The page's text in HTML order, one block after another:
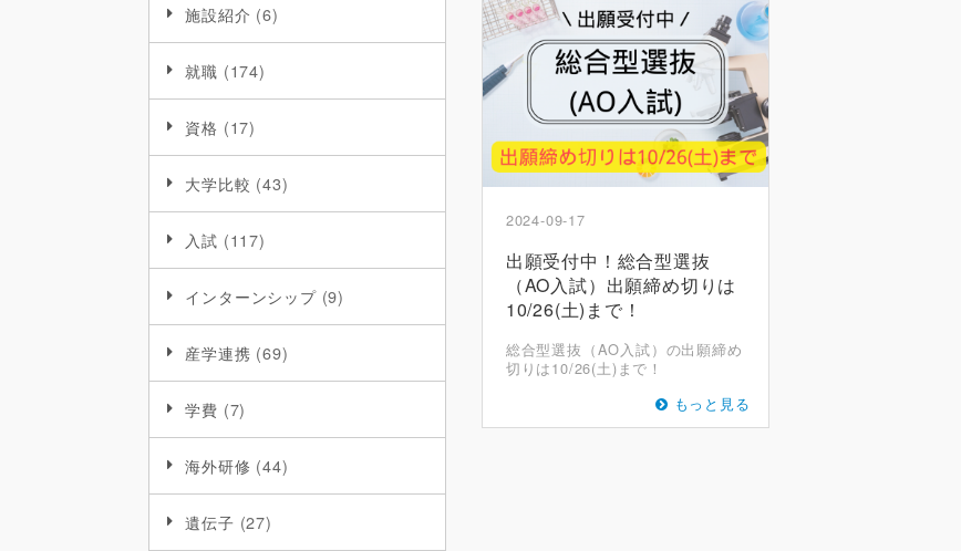
施設紹介 (6)
就職 (174)
資格 (17)
大学比較 (43)
入試 (117)
インターンシップ(9)
産学連携 (69)
学費 (7)
海外研修 (44)
遺伝子 (27)
2024-09-17
出願受付中！総合型選抜
（AO入試）出願締め切りは
10/26(土)まで！
総合型選抜（AO入試）の出願締め
切りは10/26(土)まで！
もっと見る